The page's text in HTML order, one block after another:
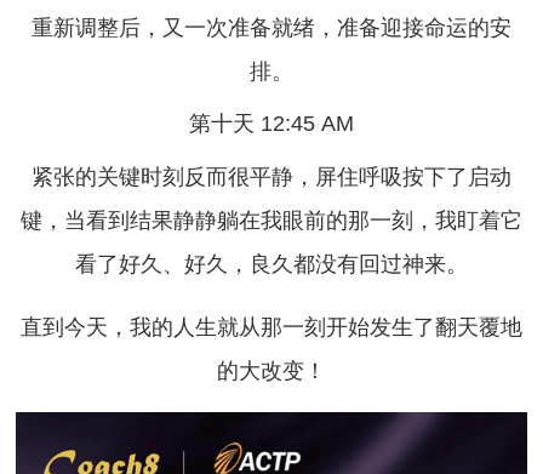
重新调整后，又一次准备就绪，准备迎接命运的安
排。
第十天 12:45 AM
紧张的关键时刻反而很平静，屏住呼吸按下了启动
键，当看到结果静静躺在我眼前的那一刻，我盯着它
看了好久、好久，良久都没有回过神来。
直到今天，我的人生就从那一刻开始发生了翻天覆地
的大改变！